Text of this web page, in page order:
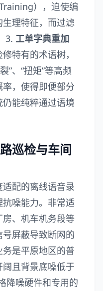
），迫使编
理特征，而过滤
3. 工单字典重加
特有的术语树，
”、“扭矩”等高频
，使得即便部分
能纯粹通过语境
巡检与车间
配的离线语音录
噪能力。非常适
、机车机务段等
屏蔽导致断网的
是平原地区的普
且背景底噪低于
降噪硬件和专用的